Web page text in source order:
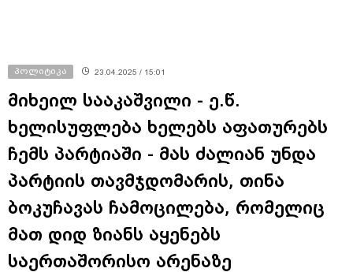
პოლიტიკა 23.04.2025 / 15:01
მიხეილ სააკაშვილი - ე.წ.
ხელისუფლება ხელებს აფათურებს
ჩემს პარტიაში - მას ძალიან უნდა
პარტიის თავმჯდომარის, თინა
ბოკუჩავას ჩამოცილება, რომელიც
მათ დიდ ზიანს აყენებს
საერთაშორისო არენაზე